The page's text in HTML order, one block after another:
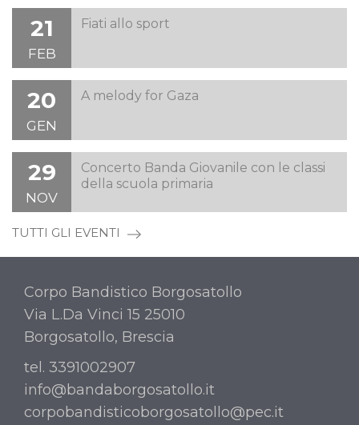
21
FEB
Fiati allo sport
20
GEN
A melody for Gaza
29
NOV
Concerto Banda Giovanile con le classi
della scuola primaria
TUTTI GLI EVENTI
Corpo Bandistico Borgosatollo
Via L.Da Vinci 15 25010
Borgosatollo, Brescia
tel. 3391002907
info@bandaborgosatollo.it
corpobandisticoborgosatollo@pec.it